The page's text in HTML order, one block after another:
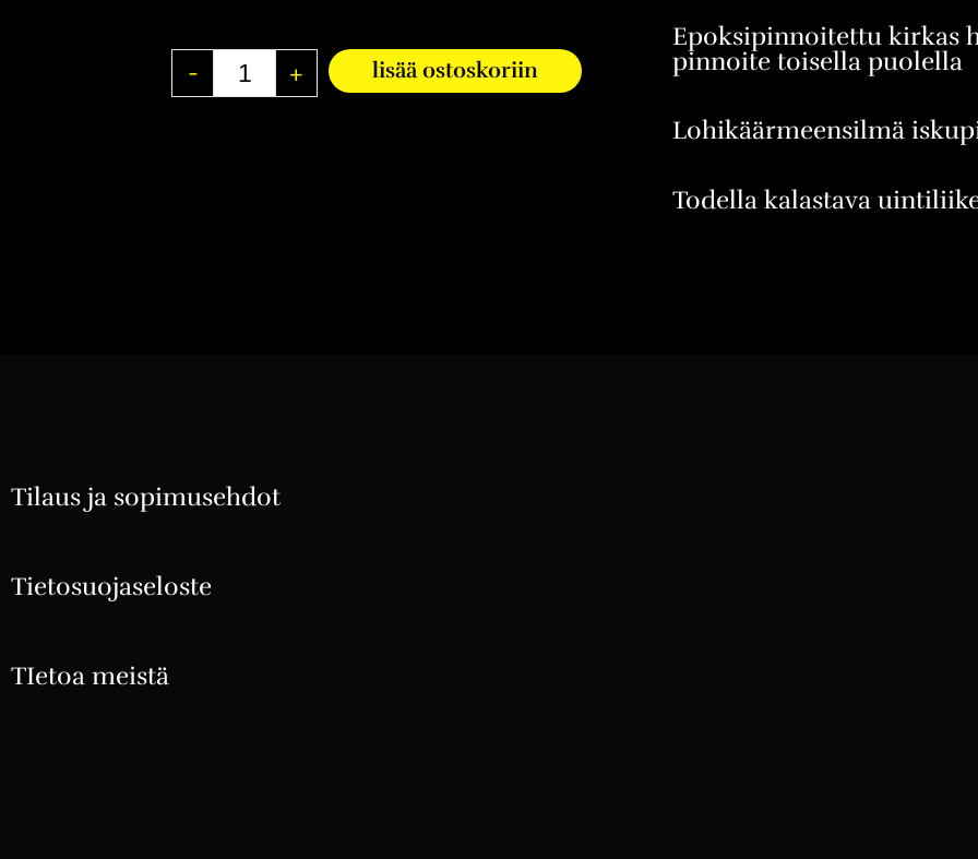
- + lisää ostoskoriin
Epoksipinnoitettu kirkas
pinnoite toisella puolella
Lohikäärmeensilmä
Todella kalastava
Tilaus ja sopimusehdot
Tietosuojaseloste
TIetoa meistä